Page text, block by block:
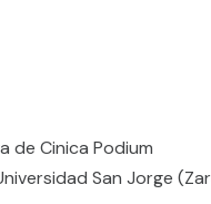
de Cinica Podium
San Jorge